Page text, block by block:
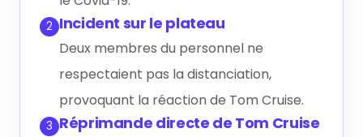
2 Incident sur le plateau
Deux membres du personnel ne
respectaient pas la distanciation,
provoquant la réaction de Tom Cruise.
3 Réprimande directe de Tom Cruise